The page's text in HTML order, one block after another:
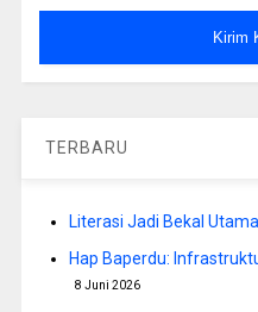
TERBARU
Literasi Jadi Bekal
Hap Baperdu:
8 Juni 2026